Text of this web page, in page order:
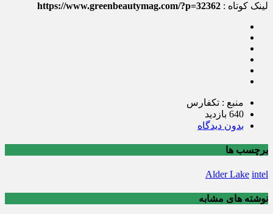
لینک کوتاه : https://www.greenbeautymag.com/?p=32362
منبع : تکفارس
640 بازدید
بدون دیدگاه
برچسب ها
Alder Lake intel
نوشته های مشابه